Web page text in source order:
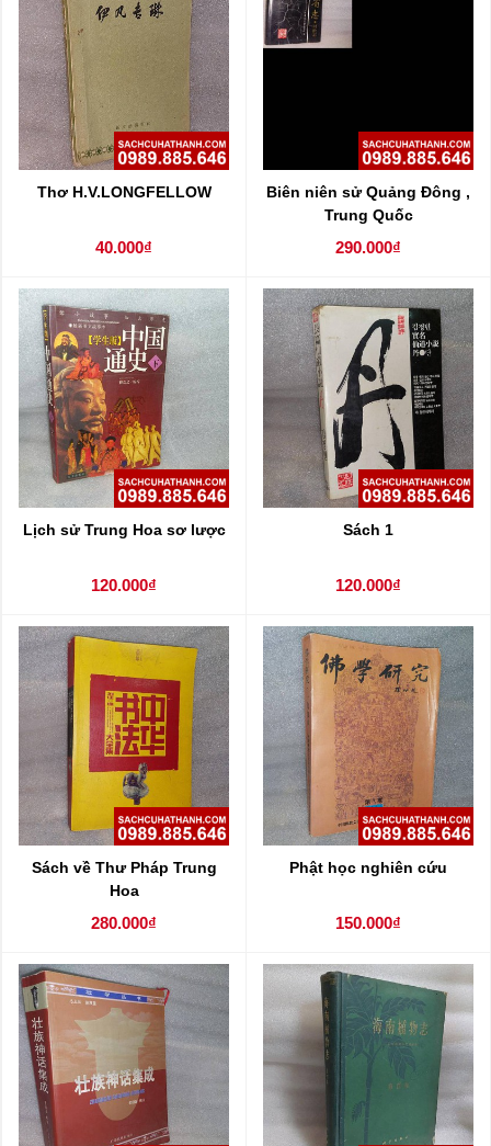
Thơ H.V.LONGFELLOW
40.000₫
Biên niên sử Quảng Đông ,
Trung Quốc
290.000₫
Lịch sử Trung Hoa sơ lược
120.000₫
Sách 1
120.000₫
Sách về Thư Pháp Trung
Hoa
280.000₫
Phật học nghiên cứu
150.000₫